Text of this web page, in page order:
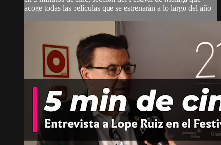
acoge todas las películas que se estrenarán a lo largo del año